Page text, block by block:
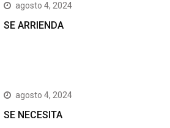
agosto 4, 2024
SE ARRIENDA
agosto 4, 2024
SE NECESITA